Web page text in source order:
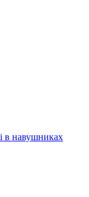
в навушниках